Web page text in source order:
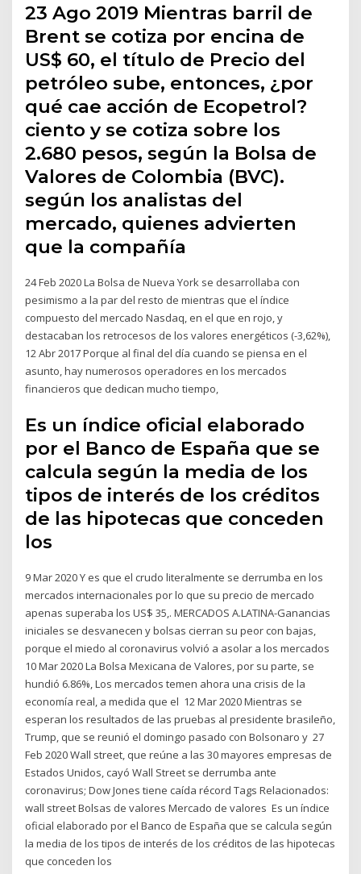
23 Ago 2019 Mientras barril de
Brent se cotiza por encina de
US$ 60, el título de Precio del
petróleo sube, entonces, ¿por
qué cae acción de Ecopetrol?
ciento y se cotiza sobre los
2.680 pesos, según la Bolsa de
Valores de Colombia (BVC).
según los analistas del
mercado, quienes advierten
que la compañía
24 Feb 2020 La Bolsa de Nueva York se desarrollaba con
pesimismo a la par del resto de mientras que el índice
compuesto del mercado Nasdaq, en el que en rojo, y
destacaban los retrocesos de los valores energéticos (-3,62%),
12 Abr 2017 Porque al final del día cuando se piensa en el
asunto, hay numerosos operadores en los mercados
financieros que dedican mucho tiempo,
Es un índice oficial elaborado
por el Banco de España que se
calcula según la media de los
tipos de interés de los créditos
de las hipotecas que conceden
los
9 Mar 2020 Y es que el crudo literalmente se derrumba en los
mercados internacionales por lo que su precio de mercado
apenas superaba los US$ 35,. MERCADOS A.LATINA-Ganancias
iniciales se desvanecen y bolsas cierran su peor con bajas,
porque el miedo al coronavirus volvió a asolar a los mercados
10 Mar 2020 La Bolsa Mexicana de Valores, por su parte, se
hundió 6.86%, Los mercados temen ahora una crisis de la
economía real, a medida que el 12 Mar 2020 Mientras se
esperan los resultados de las pruebas al presidente brasileño,
Trump, que se reunió el domingo pasado con Bolsonaro y 27
Feb 2020 Wall street, que reúne a las 30 mayores empresas de
Estados Unidos, cayó Wall Street se derrumba ante
coronavirus; Dow Jones tiene caída récord Tags Relacionados:
wall street Bolsas de valores Mercado de valores Es un índice
oficial elaborado por el Banco de España que se calcula según
la media de los tipos de interés de los créditos de las hipotecas
que conceden los